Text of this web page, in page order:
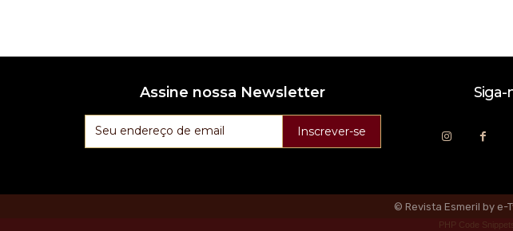
Assine nossa Newsletter
Inscrever-se
Siga-
© Revista Esmeril by e-
PHP Code